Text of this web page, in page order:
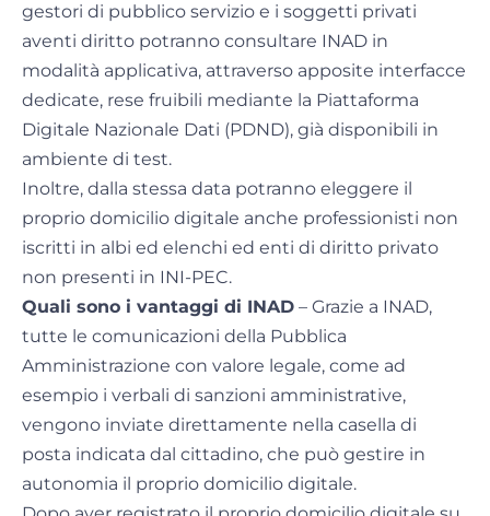
gestori di pubblico servizio e i soggetti privati
aventi diritto potranno consultare INAD in
modalità applicativa, attraverso apposite interfacce
dedicate, rese fruibili mediante la Piattaforma
Digitale Nazionale Dati (PDND), già disponibili in
ambiente di test.
Inoltre, dalla stessa data potranno eleggere il
proprio domicilio digitale anche professionisti non
iscritti in albi ed elenchi ed enti di diritto privato
non presenti in INI-PEC.
Quali sono i vantaggi di INAD – Grazie a INAD,
tutte le comunicazioni della Pubblica
Amministrazione con valore legale, come ad
esempio i verbali di sanzioni amministrative,
vengono inviate direttamente nella casella di
posta indicata dal cittadino, che può gestire in
autonomia il proprio domicilio digitale.